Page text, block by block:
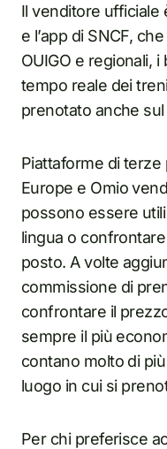
Il venditore ufficiale
e l’app di SNCF,
OUIGO e regionali,
tempo reale dei
prenotato anche
Piattaforme di terze
Europe e Omio
possono essere
lingua o
posto. A volte
commissione di
confrontare il
sempre il più
contano molto di
luogo in cui si
Per chi preferisce